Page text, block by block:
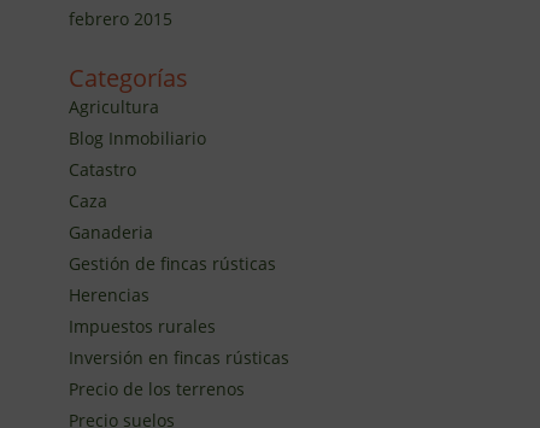
febrero 2015
Categorías
Agricultura
Blog Inmobiliario
Catastro
Caza
Ganaderia
Gestión de fincas rústicas
Herencias
Impuestos rurales
Inversión en fincas rústicas
Precio de los terrenos
Precio suelos